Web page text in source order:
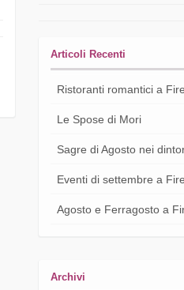
Articoli Recenti
Ristoranti romantici a
Le Spose di Mori
Sagre di Agosto nei
Eventi di settembre a
Agosto e Ferragosto a
Archivi